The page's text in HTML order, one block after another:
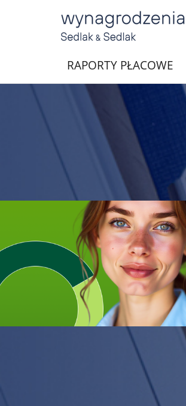
RAPORTY PŁACOWE